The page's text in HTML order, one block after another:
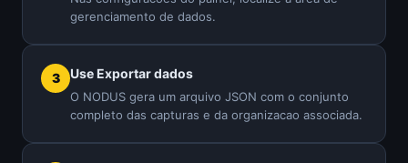
gerenciamento de dados.
Use Exportar dados
O NODUS gera um arquivo JSON com o conjunto
completo das capturas e da organizacao associada.